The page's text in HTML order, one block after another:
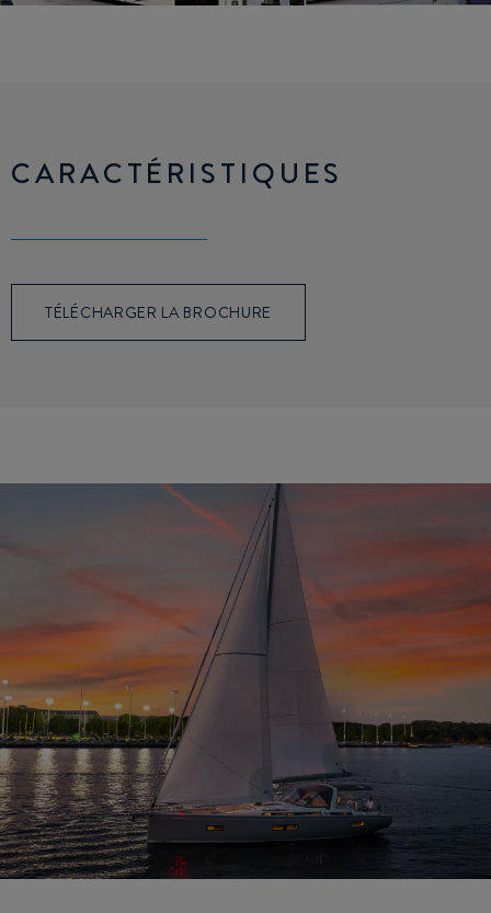
CARACTÉRISTIQUES
TÉLÉCHARGER LA BROCHURE